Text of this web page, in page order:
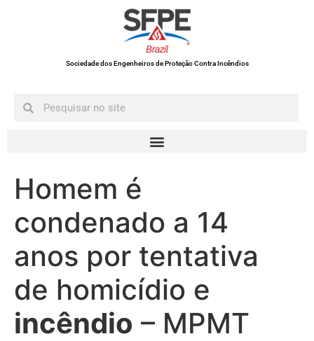
Sociedade dos Engenheiros de Proteção Contra Incêndios
Homem é
condenado a 14
anos por tentativa
de homicídio e
incêndio – MPMT